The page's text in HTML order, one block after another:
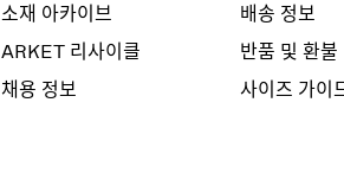
소재 아카이브
ARKET 리사이클
채용 정보
배송 정보
반품 및 환불
사이즈 가이